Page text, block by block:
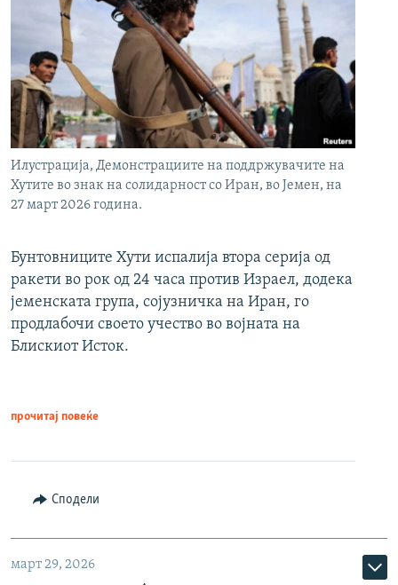
Илустрација, Демонстрациите на поддржувачите на
Хутите во знак на солидарност со Иран, во Јемен, на
27 март 2026 година.
Бунтовниците Хути испалија втора серија од
ракети во рок од 24 часа против Израел, додека
јеменската група, сојузничка на Иран, го
продлабочи своето учество во војната на
Блискиот Исток.
прочитај повеќе
Сподели
март 29, 2026